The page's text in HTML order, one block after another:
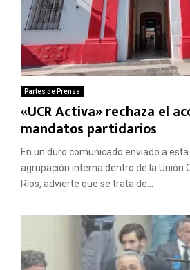
Partes de Prensa
«UCR Activa» rechaza el
mandatos partidarios
En un duro comunicado enviado a
agrupación interna dentro de la Unión
Ríos, advierte que se trata de...